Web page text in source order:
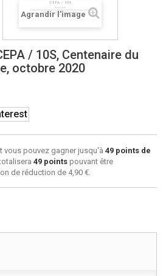
Agrandir l'image
/ 10S, Centenaire du
octobre 2020
vous pouvez gagner jusqu'à 49 points de
49 points pouvant être
de réduction de 4,90 €.